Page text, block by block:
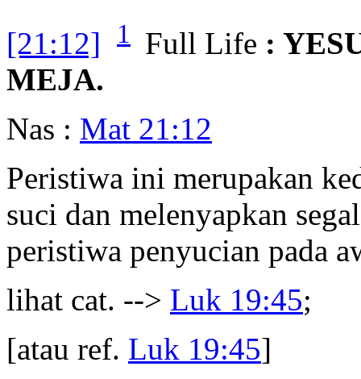
[21:12] 1 Full Life :
MEJA.
Nas : Mat 21:12
Peristiwa ini merupakan
suci dan melenyapkan
peristiwa penyucian pada
lihat cat. --> Luk 19:45;
[atau ref. Luk 19:45]